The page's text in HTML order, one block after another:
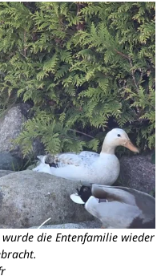
die Entenfamilie wieder